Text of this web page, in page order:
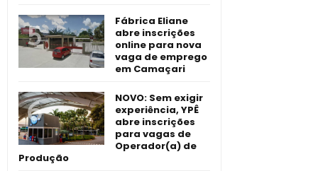
Fábrica Eliane
abre inscrições
online para nova
vaga de emprego
em Camaçari
NOVO: Sem exigir
experiência, YPÊ
abre inscrições
para vagas de
Operador(a) de
Produção